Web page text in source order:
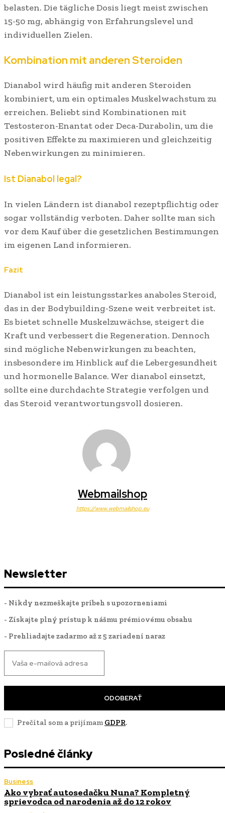
belasten. Die tägliche Dosis liegt meist zwischen
15-50 mg, abhängig von Erfahrungslevel und
individuellen Zielen.
Kombination mit anderen Steroiden
Dianabol wird häufig mit anderen Steroiden
kombiniert, um ein optimales Muskelwachstum zu
erreichen. Beliebt sind Kombinationen mit
Testosteron-Enantat oder Deca-Durabolin, um die
positiven Effekte zu maximieren und gleichzeitig
Nebenwirkungen zu minimieren.
Ist Dianabol legal?
In vielen Ländern ist dianabol rezeptpflichtig oder
sogar vollständig verboten. Daher sollte man sich
vor dem Kauf über die gesetzlichen Bestimmungen
im eigenen Land informieren.
Fazit
Dianabol ist ein leistungsstarkes anaboles Steroid,
das in der Bodybuilding-Szene weit verbreitet ist.
Es bietet schnelle Muskelzuwächse, steigert die
Kraft und verbessert die Regeneration. Dennoch
sind mögliche Nebenwirkungen zu beachten,
insbesondere im Hinblick auf die Lebergesundheit
und hormonelle Balance. Wer dianabol einsetzt,
sollte eine durchdachte Strategie verfolgen und
das Steroid verantwortungsvoll dosieren.
Webmailshop
https://www.webmailshop.eu
Newsletter
- Nikdy nezmeškajte príbeh s upozorneniami
- Získajte plný prístup k nášmu prémiovému obsahu
- Prehliadajte zadarmo až z 5 zariadení naraz
ODOBERAŤ
Prečítal som a prijímam GDPR.
Posledné články
Business
Ako vybrať autosedačku Nuna? Kompletný
sprievodca od narodenia až do 12 rokov